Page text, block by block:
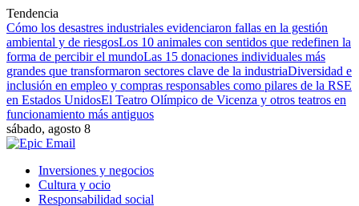
Tendencia
Cómo los desastres industriales evidenciaron fallas en la gestión
ambiental y de riesgosLos 10 animales con sentidos que redefinen la
forma de percibir el mundoLas 15 donaciones individuales más
grandes que transformaron sectores clave de la industriaDiversidad e
inclusión en empleo y compras responsables como pilares de la RSE
en Estados UnidosEl Teatro Olímpico de Vicenza y otros teatros en
funcionamiento más antiguos
sábado, agosto 8
Inversiones y negocios
Cultura y ocio
Responsabilidad social